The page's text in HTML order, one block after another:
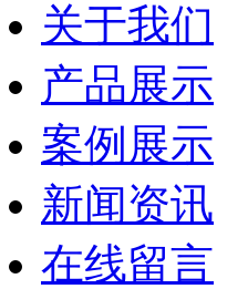
关于我们
产品展示
案例展示
新闻资讯
在线留言